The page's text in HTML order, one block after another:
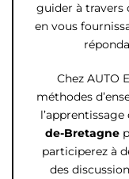
guider à travers
en vous
Chez AUTO
méthodes
l’apprentissage
de-Bretagne
participerez à
des